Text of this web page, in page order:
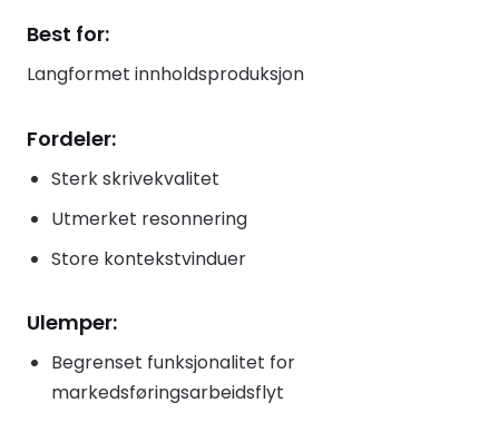
Best for:
Langformet innholdsproduksjon
Fordeler:
Sterk skrivekvalitet
Utmerket resonnering
Store kontekstvinduer
Ulemper:
Begrenset funksjonalitet for
markedsføringsarbeidsflyt